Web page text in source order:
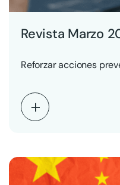
Revista Marzo
Reforzar acciones